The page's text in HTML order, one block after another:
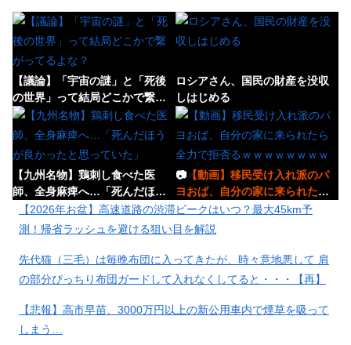
【議論】「宇宙の謎」と「死後
の世界」って結局どこかで繋が
ってるよな？
ロシアさん、国民の財産を没収
しはじめる
【九州名物】鶏刺し食べた医
師、全身麻痺へ…「死んだほう
が良かったと思っていた」
📷【動画】移民受け入れ派のパ
ヨおば、自分の家に来られたら
全力で拒否るｗｗｗｗｗｗｗｗ
ｗｗ
【悲報】ラッパーさん、札束披
露するもネット民から新社会人
の初ボーナスくらいしかないと
笑われる
【2026年お盆】高速道路の渋滞ピークはいつ？最大45km予
測！帰省ラッシュを避ける狙い目を解説
先代猫（三毛）は毎晩布団に入ってきたが、時々意地悪して 肩
の部分ぴっちり布団ガードして入れなくしてると・・・【再】
【悲報】高市早苗、3000万円以上の新公用車内で煙草を吸って
しまう…